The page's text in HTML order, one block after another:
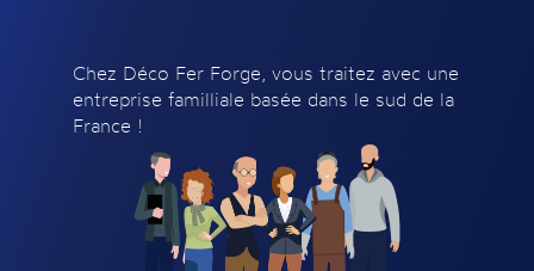
Chez Déco Fer Forge, vous traitez avec une
entreprise familliale basée dans le sud de la
France !